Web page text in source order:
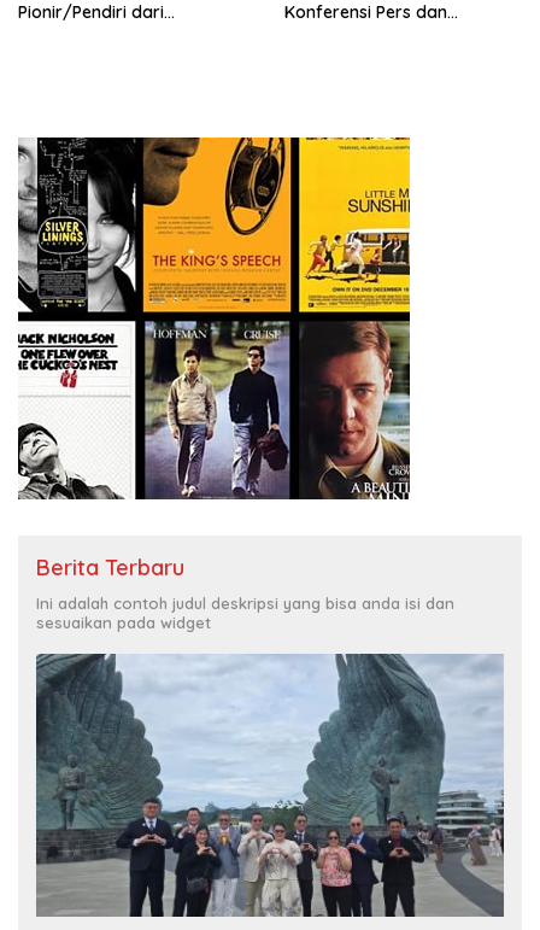
Pionir/Pendiri dari
Konferensi Pers dan
Berita Terbaru
Ini adalah contoh judul deskripsi yang bisa anda isi dan
sesuaikan pada widget